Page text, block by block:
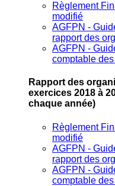
Règlement
modifié
AGFPN ‐
rapport des
AGFPN ‐
comptable
Rapport des
exercices 2018 à
chaque année)
Règlement
modifié
AGFPN ‐
rapport des
AGFPN ‐
comptable